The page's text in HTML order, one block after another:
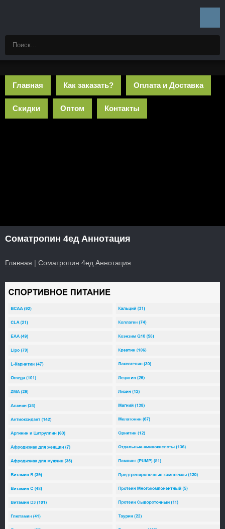
Главная Как заказать? Оплата и Доставка
Скидки Оптом Контакты
Cоматропин 4ед Аннотация
Главная | Cоматропин 4ед Аннотация